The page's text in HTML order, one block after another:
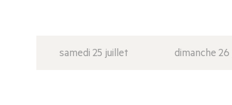
samedi 25 juillet dimanche